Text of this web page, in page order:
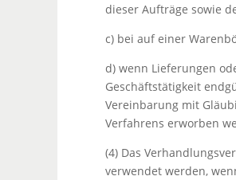
dieser Aufträge sowie
c) bei auf einer
d) wenn Lieferungen
Geschäftstätigkeit
Vereinbarung mit
Verfahrens erworben
(4) Das
verwendet werden,